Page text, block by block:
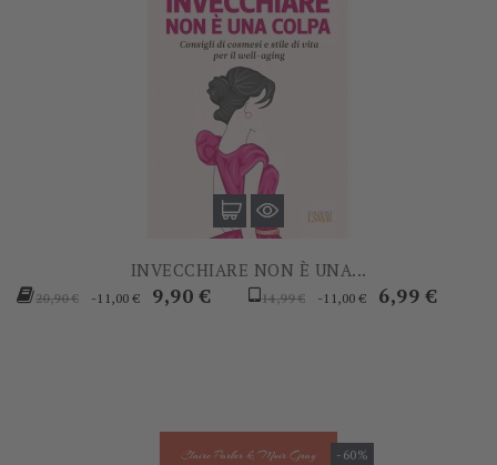
INVECCHIARE NON È UNA...
Prezzo
20,90 € -11,00 € Prezzo
9,90 €
Prezzo
14,99 € -11,00 € Prezzo
6,99 €
-60%